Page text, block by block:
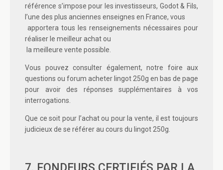
référence s’impose pour les investisseurs, Godot & Fils,
l’une des plus anciennes enseignes en France, vous
apportera tous les renseignements nécessaires pour
réaliser le meilleur achat ou
la meilleure vente possible.
Vous pouvez consulter également, notre foire aux
questions ou forum acheter lingot 250g en bas de page
pour avoir des réponses supplémentaires à vos
interrogations.
Que ce soit pour l’achat ou pour la vente, il est toujours
judicieux de se référer au cours du lingot 250g